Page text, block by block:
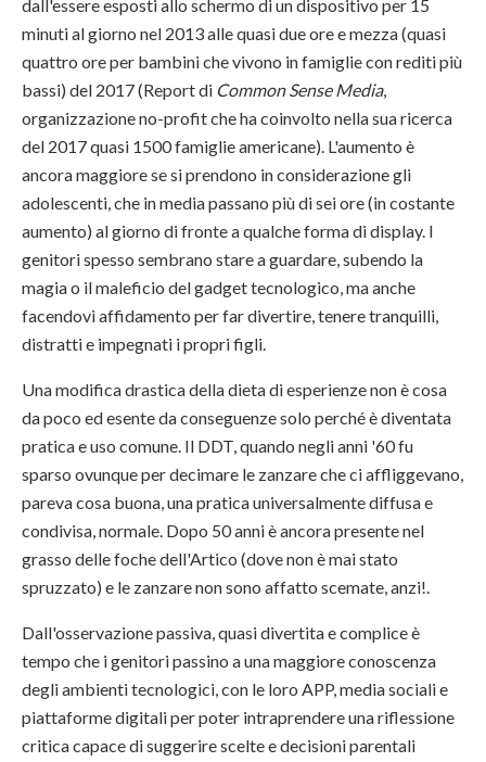
dall'essere esposti allo schermo di un dispositivo per 15
minuti al giorno nel 2013 alle quasi due ore e mezza (quasi
quattro ore per bambini che vivono in famiglie con rediti più
bassi) del 2017 (Report di Common Sense Media,
organizzazione no-profit che ha coinvolto nella sua ricerca
del 2017 quasi 1500 famiglie americane). L'aumento è
ancora maggiore se si prendono in considerazione gli
adolescenti, che in media passano più di sei ore (in costante
aumento) al giorno di fronte a qualche forma di display. I
genitori spesso sembrano stare a guardare, subendo la
magia o il maleficio del gadget tecnologico, ma anche
facendovi affidamento per far divertire, tenere tranquilli,
distratti e impegnati i propri figli.
Una modifica drastica della dieta di esperienze non è cosa
da poco ed esente da conseguenze solo perché è diventata
pratica e uso comune. Il DDT, quando negli anni '60 fu
sparso ovunque per decimare le zanzare che ci affliggevano,
pareva cosa buona, una pratica universalmente diffusa e
condivisa, normale. Dopo 50 anni è ancora presente nel
grasso delle foche dell'Artico (dove non è mai stato
spruzzato) e le zanzare non sono affatto scemate, anzi!.
Dall'osservazione passiva, quasi divertita e complice è
tempo che i genitori passino a una maggiore conoscenza
degli ambienti tecnologici, con le loro APP, media sociali e
piattaforme digitali per poter intraprendere una riflessione
critica capace di suggerire scelte e decisioni parentali